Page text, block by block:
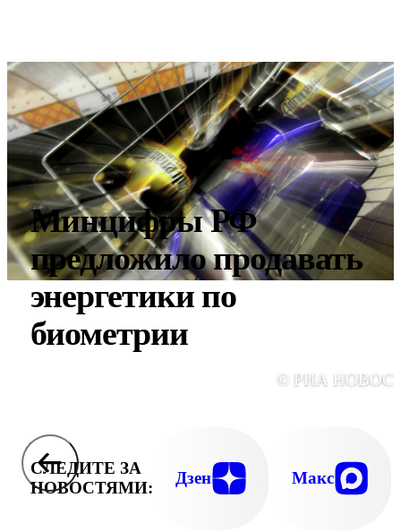
Минцифры РФ
предложило продавать
энергетики по
биометрии
© РИА
СЛЕДИТЕ ЗА
НОВОСТЯМИ:
Дзен Макс